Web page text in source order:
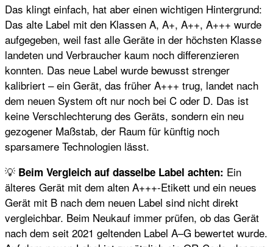
Das klingt einfach, hat aber einen wichtigen Hintergrund:
Das alte Label mit den Klassen A, A+, A++, A+++ wurde
aufgegeben, weil fast alle Geräte in der höchsten Klasse
landeten und Verbraucher kaum noch differenzieren
konnten. Das neue Label wurde bewusst strenger
kalibriert – ein Gerät, das früher A+++ trug, landet nach
dem neuen System oft nur noch bei C oder D. Das ist
keine Verschlechterung des Geräts, sondern ein neu
gezogener Maßstab, der Raum für künftig noch
sparsamere Technologien lässt.
💡 Beim Vergleich auf dasselbe Label achten: Ein
älteres Gerät mit dem alten A+++-Etikett und ein neues
Gerät mit B nach dem neuen Label sind nicht direkt
vergleichbar. Beim Neukauf immer prüfen, ob das Gerät
nach dem seit 2021 geltenden Label A–G bewertet wurde.